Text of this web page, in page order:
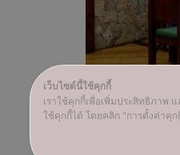
https://
เว็บไซต์นี้ใช้คุกกี้
เราใช้คุกกี้เพื่อเพิ่มประสิทธิภาพ
ใช้คุกกี้ได้ โดยคลิก "การตั้งค่าคุก